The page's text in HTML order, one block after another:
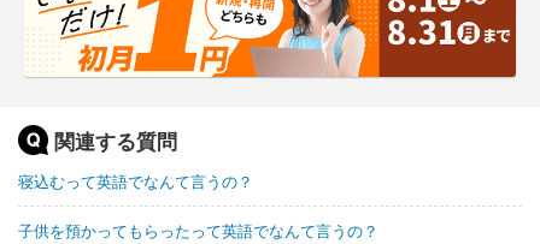
関連する質問
寝込むって英語でなんて言うの？
子供を預かってもらったって英語でなんて言うの？